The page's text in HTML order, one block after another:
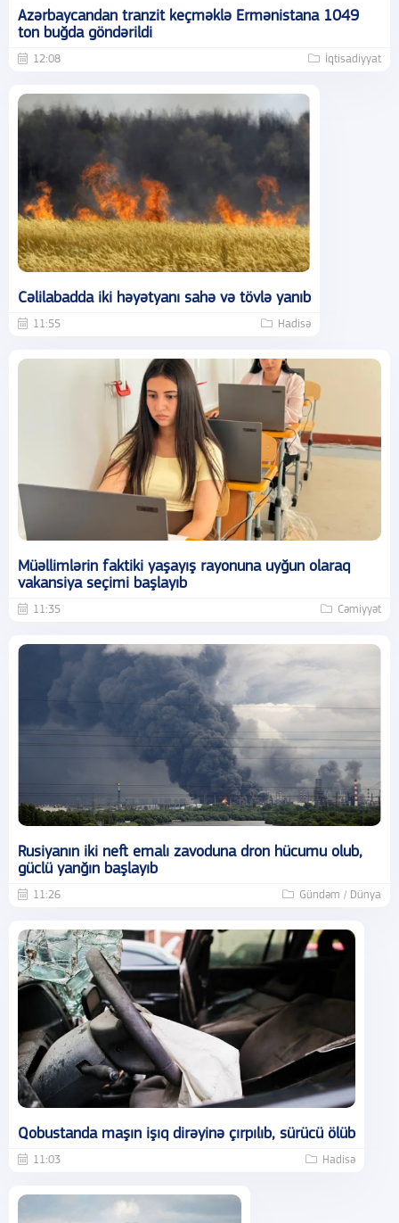
Azərbaycandan tranzit keçməklə Ermənistana 1049
ton buğda göndərildi
12:08 İqtisadiyyat
Cəlilabadda iki həyətyanı sahə və tövlə yanıb
11:55 Hadisə
Müəllimlərin faktiki yaşayış rayonuna uyğun olaraq
vakansiya seçimi başlayıb
11:35 Cəmiyyət
Rusiyanın iki neft emalı zavoduna dron hücumu olub,
güclü yanğın başlayıb
11:26 Gündəm / Dünya
Qobustanda maşın işıq dirəyinə çırpılıb, sürücü ölüb
11:03 Hadisə